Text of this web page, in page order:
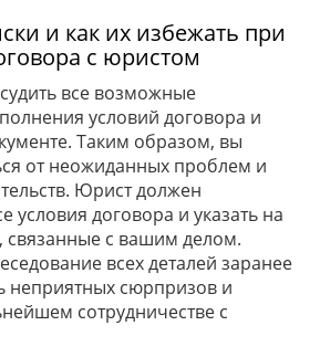
и как их избежать при
с юристом
все возможные
условий договора и
Таким образом, вы
от неожиданных проблем и
Юрист должен
условия договора и указать на
с вашим делом.
всех деталей заранее
неприятных сюрпризов и
сотрудничестве с